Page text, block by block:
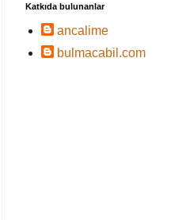
Katkıda bulunanlar
ancalime
bulmacabil.com